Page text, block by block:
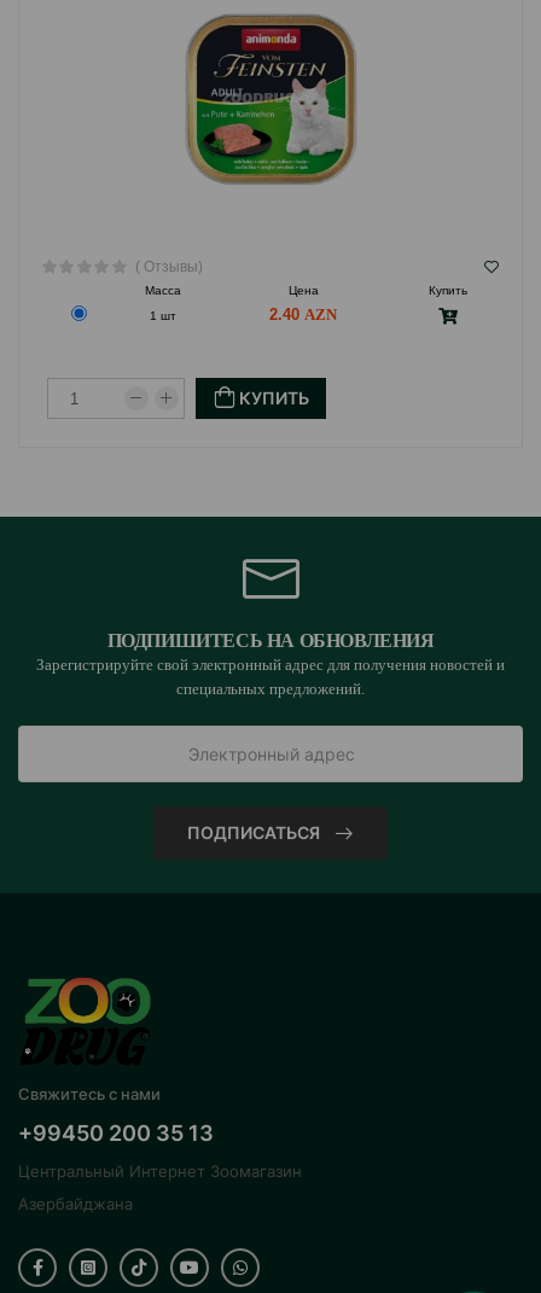
( Отзывы)
Масса Цена
Купить
1 шт
2.40
КУПИТЬ
ПОДПИШИТЕСЬ НА ОБНОВЛЕНИЯ
Зарегистрируйте свой электронный адрес для получения новостей и
специальных предложений.
ПОДПИСАТЬСЯ
Свяжитесь с нами
+99450 200 35 13
Центральный Интернет Зоомагазин
Азербайджана